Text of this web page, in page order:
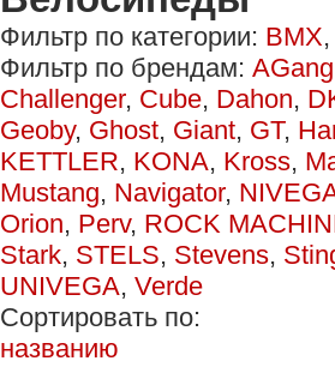
Фильтр по категории: BMX,
Фильтр по брендам: AGang
Challenger, Cube, Dahon,
Geoby, Ghost, Giant, GT,
KETTLER, KONA, Kross,
Mustang, Navigator,
Orion, Perv, ROCK
Stark, STELS, Stevens,
UNIVEGA, Verde
Сортировать по:
названию